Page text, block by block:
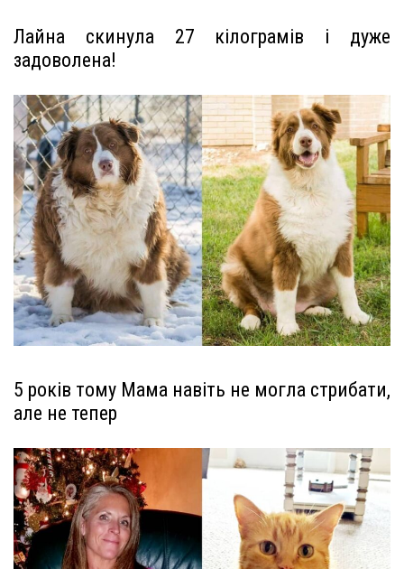
Лайна скинула 27 кілограмів і дуже
задоволена!
5 років тому Мама навіть не могла стрибати,
але не тепер